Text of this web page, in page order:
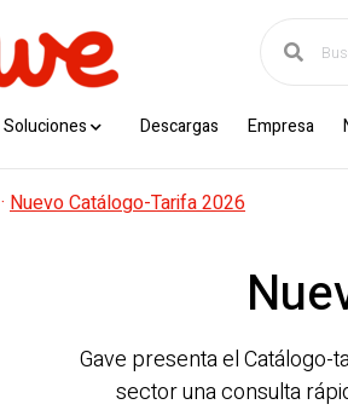
Soluciones Descargas Empresa
· Nuevo Catálogo-Tarifa 2026
Gave presenta el Catálogo-
sector una consulta